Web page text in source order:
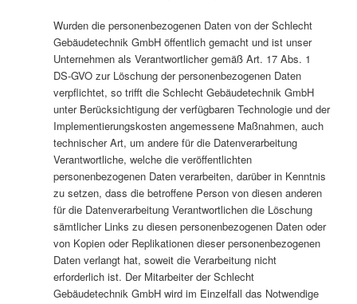
Wurden die personenbezogenen Daten von der Schlecht
Gebäudetechnik GmbH öffentlich gemacht und ist unser
Unternehmen als Verantwortlicher gemäß Art. 17 Abs. 1
DS-GVO zur Löschung der personenbezogenen Daten
verpflichtet, so trifft die Schlecht Gebäudetechnik GmbH
unter Berücksichtigung der verfügbaren Technologie und der
Implementierungskosten angemessene Maßnahmen, auch
technischer Art, um andere für die Datenverarbeitung
Verantwortliche, welche die veröffentlichten
personenbezogenen Daten verarbeiten, darüber in Kenntnis
zu setzen, dass die betroffene Person von diesen anderen
für die Datenverarbeitung Verantwortlichen die Löschung
sämtlicher Links zu diesen personenbezogenen Daten oder
von Kopien oder Replikationen dieser personenbezogenen
Daten verlangt hat, soweit die Verarbeitung nicht
erforderlich ist. Der Mitarbeiter der Schlecht
Gebäudetechnik GmbH wird im Einzelfall das Notwendige